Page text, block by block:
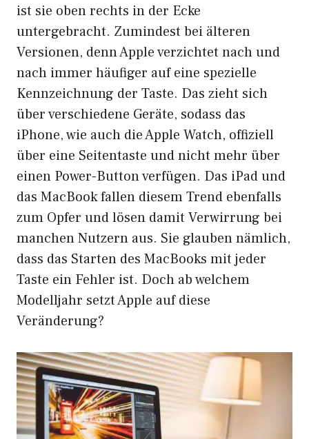
ist sie oben rechts in der Ecke
untergebracht. Zumindest bei älteren
Versionen, denn Apple verzichtet nach und
nach immer häufiger auf eine spezielle
Kennzeichnung der Taste. Das zieht sich
über verschiedene Geräte, sodass das
iPhone, wie auch die Apple Watch, offiziell
über eine Seitentaste und nicht mehr über
einen Power-Button verfügen. Das iPad und
das MacBook fallen diesem Trend ebenfalls
zum Opfer und lösen damit Verwirrung bei
manchen Nutzern aus. Sie glauben nämlich,
dass das Starten des MacBooks mit jeder
Taste ein Fehler ist. Doch ab welchem
Modelljahr setzt Apple auf diese
Veränderung?